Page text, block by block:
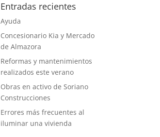
Entradas recientes
Ayuda
Concesionario Kia y Mercado
de Almazora
Reformas y mantenimientos
realizados este verano
Obras en activo de Soriano
Construcciones
Errores más frecuentes al
iluminar una vivienda